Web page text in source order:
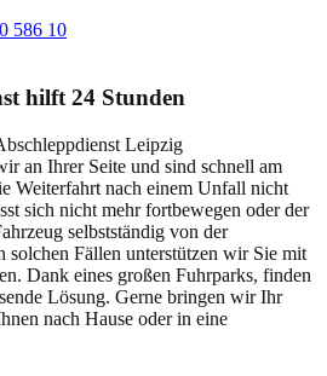
586 10
hilft 24 Stunden
Leipzig
an Ihrer Seite und sind schnell am
Weiterfahrt nach einem Unfall nicht
sich nicht mehr fortbewegen oder der
selbstständig von der
solchen Fällen unterstützen wir Sie mit
Dank eines großen Fuhrparks, finden
Lösung. Gerne bringen wir Ihr
nach Hause oder in eine